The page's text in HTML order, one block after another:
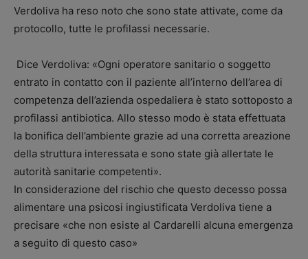
Verdoliva ha reso noto che sono state attivate, come da
protocollo, tutte le profilassi necessarie.
Dice Verdoliva: «Ogni operatore sanitario o soggetto
entrato in contatto con il paziente all’interno dell’area di
competenza dell’azienda ospedaliera è stato sottoposto a
profilassi antibiotica. Allo stesso modo è stata effettuata
la bonifica dell’ambiente grazie ad una corretta areazione
della struttura interessata e sono state già allertate le
autorità sanitarie competenti».
In considerazione del rischio che questo decesso possa
alimentare una psicosi ingiustificata Verdoliva tiene a
precisare «che non esiste al Cardarelli alcuna emergenza
a seguito di questo caso»